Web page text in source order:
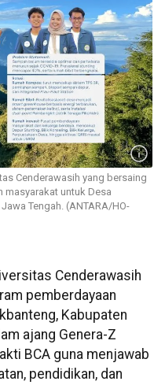
Cenderawasih yang bersaing
masyarakat untuk Desa
Tengah. (ANTARA/HO-
Cenderawasih
pemberdayaan
Kabupaten
ajang Genera-Z
BCA guna menjawab
pendidikan, dan